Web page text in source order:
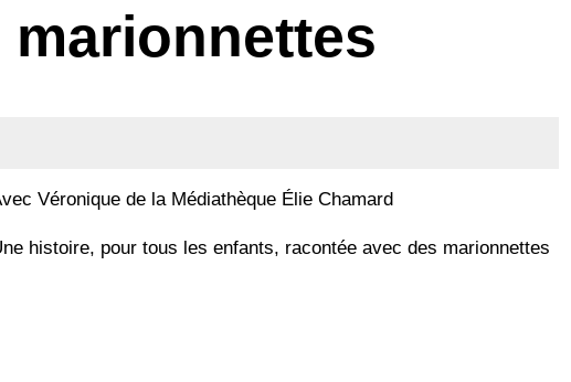
Véronique de la Médiathèque Élie Chamard
histoire, pour tous les enfants, racontée avec des marionnettes